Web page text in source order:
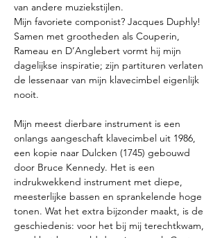
van andere muziekstijlen.
Mijn favoriete componist? Jacques Duphly!
Samen met grootheden als Couperin,
Rameau en D’Anglebert vormt hij mijn
dagelijkse inspiratie; zijn partituren verlaten
de lessenaar van mijn klavecimbel eigenlijk
nooit.
Mijn meest dierbare instrument is een
onlangs aangeschaft klavecimbel uit 1986,
een kopie naar Dulcken (1745) gebouwd
door Bruce Kennedy. Het is een
indrukwekkend instrument met diepe,
meesterlijke bassen en sprankelende hoge
tonen. Wat het extra bijzonder maakt, is de
geschiedenis: voor het bij mij terechtkwam,